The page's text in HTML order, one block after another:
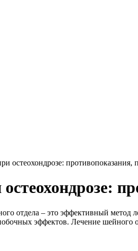
остеохондрозе: противопоказания,
отдела – это эффективный
эффектов. Лечение шейного